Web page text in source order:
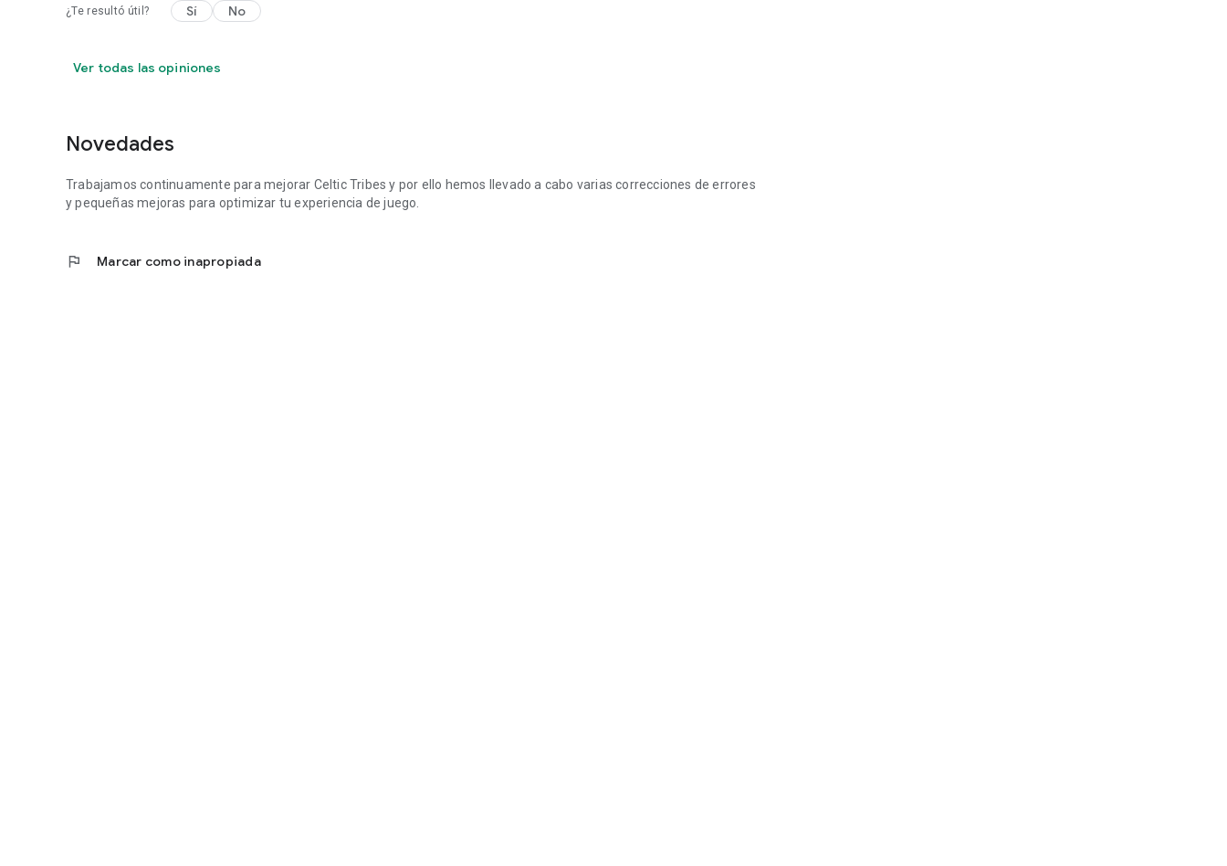
¿Te resultó útil? Sí No
Ver todas las opiniones
Novedades
Trabajamos continuamente para mejorar Celtic Tribes y por ello hemos llevado a cabo varias correcciones de errores
y pequeñas mejoras para optimizar tu experiencia de juego.
flag Marcar como inapropiada